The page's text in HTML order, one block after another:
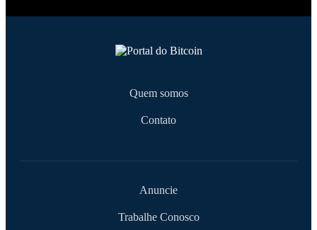
Quem somos
Contato
Anuncie
Trabalhe Conosco